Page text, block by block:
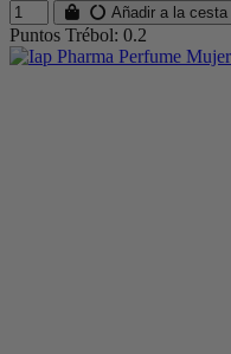
Añadir a la cesta
Puntos Trébol: 0.2